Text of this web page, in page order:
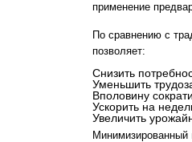
применение
По сравнению с
позволяет:
Снизить
Уменьшить
Вполовину
Ускорить на
Увеличить
Минимизированный